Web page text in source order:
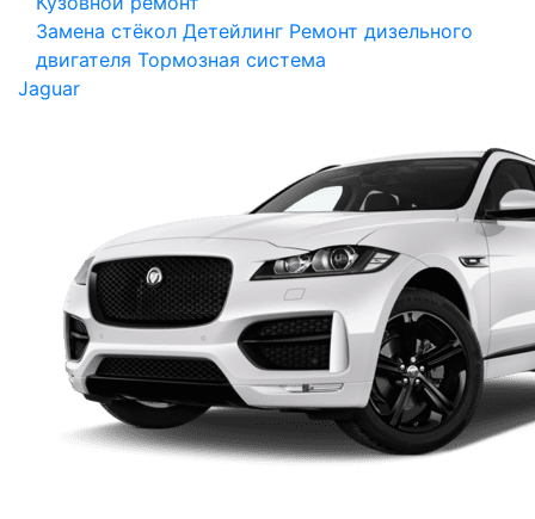
Замена стёкол Детейлинг Ремонт дизельного
двигателя Тормозная система
Jaguar